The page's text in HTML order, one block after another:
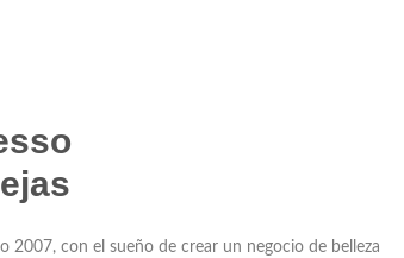
2007, con el sueño de crear un negocio de belleza